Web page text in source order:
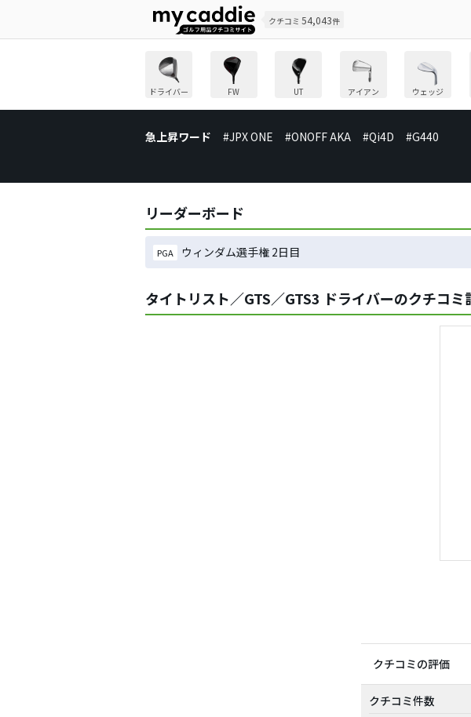
クチコミ 54,043件
ドライバー FW UT アイアン ウェッジ
急上昇ワード #JPX ONE #ONOFF AKA #Qi4D #G440
リーダーボード
PGA ウィンダム選手権 2日目
タイトリスト／GTS／GTS3 ドライバーのクチコミ
クチコミの評価
クチコミ件数